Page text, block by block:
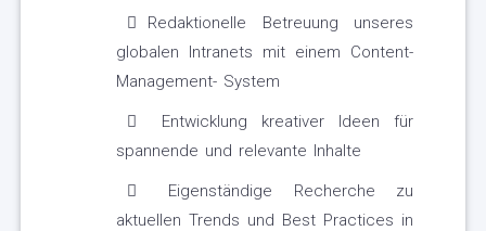
Redaktionelle Betreuung unseres
globalen Intranets mit einem Content-
Management- System
Entwicklung kreativer Ideen für
spannende und relevante Inhalte
Eigenständige Recherche zu
aktuellen Trends und Best Practices in